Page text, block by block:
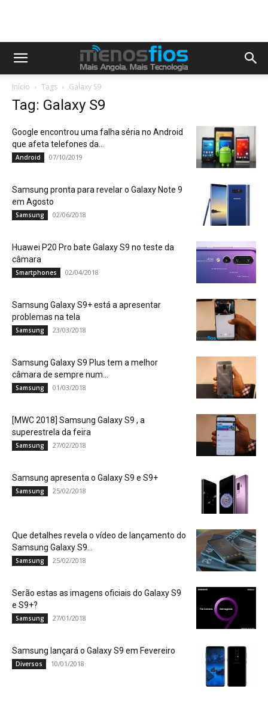
Início Tags Galaxy S9
Tag: Galaxy S9
Google encontrou uma falha séria no Android
que afeta telefones da...
Android 07/10/2019
Samsung pronta para revelar o Galaxy Note 9
em Agosto
Samsung 02/06/2018
Huawei P20 Pro bate Galaxy S9 no teste da
câmara
Smartphones 02/04/2018
Samsung Galaxy S9+ está a apresentar
problemas na tela
Samsung 23/03/2018
Samsung Galaxy S9 Plus tem a melhor
câmara de sempre num...
Samsung 01/03/2018
[MWC 2018] Samsung Galaxy S9 , a
superestrela da feira
Samsung 27/02/2018
Samsung apresenta o Galaxy S9 e S9+
Samsung 25/02/2018
Que detalhes revela o vídeo de lançamento do
Samsung Galaxy S9...
Samsung 25/02/2018
Serão estas as imagens oficiais do Galaxy S9
e S9+?
Samsung 27/01/2018
Samsung lançará o Galaxy S9 em Fevereiro
Diversos 10/01/2018